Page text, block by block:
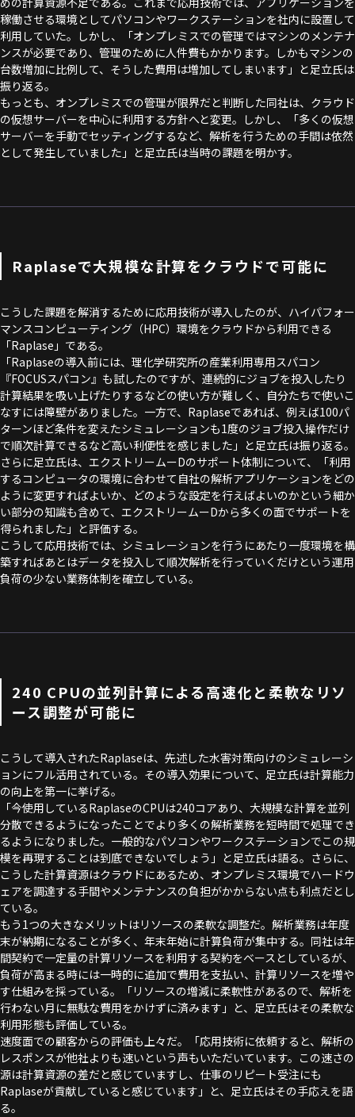
稼働させる環境としてパソコンやワークステーションを社内に設置して
利用していた。しかし、「オンプレミスでの管理ではマシンのメンテナ
ンスが必要であり、管理のために人件費もかかります。しかもマシンの
台数増加に比例して、そうした費用は増加してしまいます」と足立氏は
振り返る。
もっとも、オンプレミスでの管理が限界だと判断した同社は、クラウド
の仮想サーバーを中心に利用する方針へと変更。しかし、「多くの仮想
サーバーを手動でセッティングするなど、解析を行うための手間は依然
として発生していました」と足立氏は当時の課題を明かす。
Raplaseで大規模な計算をクラウドで可能に
こうした課題を解消するために応用技術が導入したのが、ハイパフォー
マンスコンピューティング（HPC）環境をクラウドから利用できる
「Raplase」である。
「Raplaseの導入前には、理化学研究所の産業利用専用スパコン
『FOCUSスパコン』も試したのですが、連続的にジョブを投入したり
計算結果を吸い上げたりするなどの使い方が難しく、自分たちで使いこ
なすには障壁がありました。一方で、Raplaseであれば、例えば100パ
ターンほど条件を変えたシミュレーションも1度のジョブ投入操作だけ
で順次計算できるなど高い利便性を感じました」と足立氏は振り返る。
さらに足立氏は、エクストリームーDのサポート体制について、「利用
するコンピュータの環境に合わせて自社の解析アプリケーションをどの
ように変更すればよいか、どのような設定を行えばよいのかという細か
い部分の知識も含めて、エクストリームーDから多くの面でサポートを
得られました」と評価する。
こうして応用技術では、シミュレーションを行うにあたり一度環境を構
築すればあとはデータを投入して順次解析を行っていくだけという運用
負荷の少ない業務体制を確立している。
240 CPUの並列計算による高速化と柔軟なリソ
ース調整が可能に
こうして導入されたRaplaseは、先述した水害対策向けのシミュレーシ
ョンにフル活用されている。その導入効果について、足立氏は計算能力
の向上を第一に挙げる。
「今使用しているRaplaseのCPUは240コアあり、大規模な計算を並列
分散できるようになったことでより多くの解析業務を短時間で処理でき
るようになりました。一般的なパソコンやワークステーションでこの規
模を再現することは到底できないでしょう」と足立氏は語る。さらに、
こうした計算資源はクラウドにあるため、オンプレミス環境でハードウ
ェアを調達する手間やメンテナンスの負担がかからない点も利点だとし
ている。
もう1つの大きなメリットはリソースの柔軟な調整だ。解析業務は年度
末が納期になることが多く、年末年始に計算負荷が集中する。同社は年
間契約で一定量の計算リソースを利用する契約をベースとしているが、
負荷が高まる時には一時的に追加で費用を支払い、計算リソースを増や
す仕組みを採っている。「リソースの増減に柔軟性があるので、解析を
行わない月に無駄な費用をかけずに済みます」と、足立氏はその柔軟な
利用形態も評価している。
速度面での顧客からの評価も上々だ。「応用技術に依頼すると、解析の
レスポンスが他社よりも速いという声もいただいています。この速さの
源は計算資源の差だと感じていますし、仕事のリピート受注にも
Raplaseが貢献していると感じています」と、足立氏はその手応えを語
る。